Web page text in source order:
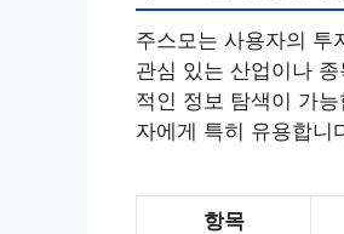
주스모는 사용자의 투
관심 있는 산업이나
적인 정보 탐색이 가
자에게 특히 유용합니
항목